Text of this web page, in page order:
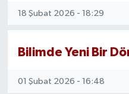
18 Şubat 2026 - 18:29
Bilimde Yeni Bir
01 Şubat 2026 - 16:48